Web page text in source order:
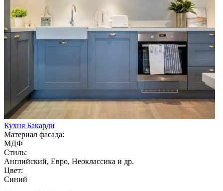
Кухня Бакарди
Материал фасада:
МДФ
Стиль:
Английский, Евро, Неоклассика и др.
Цвет:
Синий